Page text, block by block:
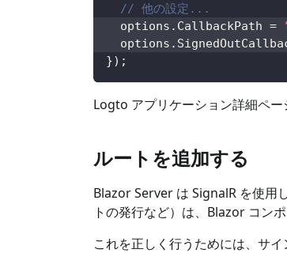
// 他の設定...
  options
. CallbackPath =
  options
.
}) ;
Logto アプリケーション詳細ペー
ルートを追加する
Blazor Server は SignalR を使用
トの発行など）は、Blazor コン
これを正しく行うためには、サ